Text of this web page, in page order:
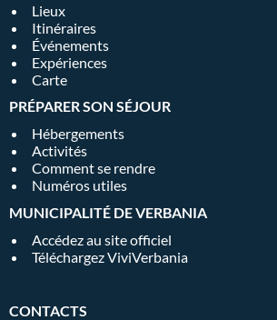
Lieux
Itinéraires
Événements
Expériences
Carte
PRÉPARER SON SÉJOUR
Hébergements
Activités
Comment se rendre
Numéros utiles
MUNICIPALITÉ DE VERBANIA
Accédez au site officiel
Téléchargez ViviVerbania
CONTACTS